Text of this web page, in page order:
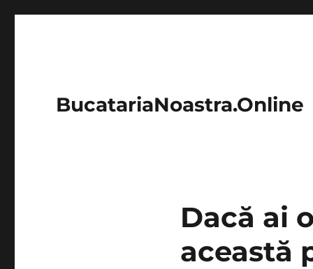
BucatariaNoastra.Online
Dacă ai
această